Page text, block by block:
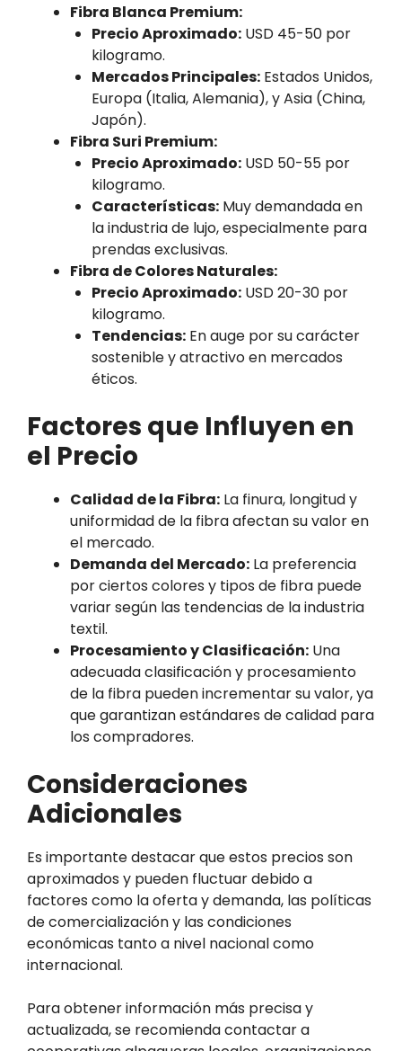
Fibra Blanca Premium:
Precio Aproximado: USD 45-50 por
kilogramo.
Mercados Principales: Estados Unidos,
Europa (Italia, Alemania), y Asia (China,
Japón).
Fibra Suri Premium:
Precio Aproximado: USD 50-55 por
kilogramo.
Características: Muy demandada en
la industria de lujo, especialmente para
prendas exclusivas.
Fibra de Colores Naturales:
Precio Aproximado: USD 20-30 por
kilogramo.
Tendencias: En auge por su carácter
sostenible y atractivo en mercados
éticos.
Factores que Influyen en
el Precio
Calidad de la Fibra: La finura, longitud y
uniformidad de la fibra afectan su valor en
el mercado.
Demanda del Mercado: La preferencia
por ciertos colores y tipos de fibra puede
variar según las tendencias de la industria
textil.
Procesamiento y Clasificación: Una
adecuada clasificación y procesamiento
de la fibra pueden incrementar su valor, ya
que garantizan estándares de calidad para
los compradores.
Consideraciones
Adicionales
Es importante destacar que estos precios son
aproximados y pueden fluctuar debido a
factores como la oferta y demanda, las políticas
de comercialización y las condiciones
económicas tanto a nivel nacional como
internacional.
Para obtener información más precisa y
actualizada, se recomienda contactar a